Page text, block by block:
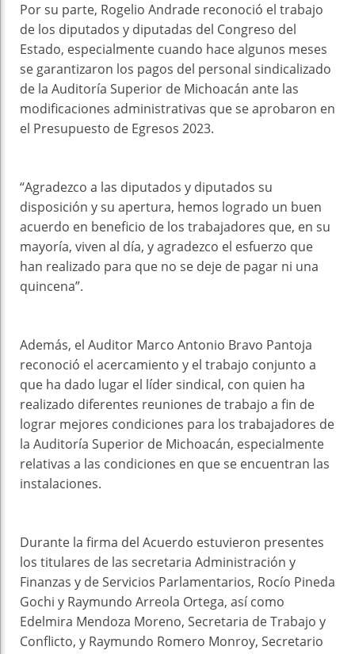
Por su parte, Rogelio Andrade reconoció el trabajo
de los diputados y diputadas del Congreso del
Estado, especialmente cuando hace algunos meses
se garantizaron los pagos del personal sindicalizado
de la Auditoría Superior de Michoacán ante las
modificaciones administrativas que se aprobaron en
el Presupuesto de Egresos 2023.
“Agradezco a las diputados y diputados su
disposición y su apertura, hemos logrado un buen
acuerdo en beneficio de los trabajadores que, en su
mayoría, viven al día, y agradezco el esfuerzo que
han realizado para que no se deje de pagar ni una
quincena”.
Además, el Auditor Marco Antonio Bravo Pantoja
reconoció el acercamiento y el trabajo conjunto a
que ha dado lugar el líder sindical, con quien ha
realizado diferentes reuniones de trabajo a fin de
lograr mejores condiciones para los trabajadores de
la Auditoría Superior de Michoacán, especialmente
relativas a las condiciones en que se encuentran las
instalaciones.
Durante la firma del Acuerdo estuvieron presentes
los titulares de las secretaria Administración y
Finanzas y de Servicios Parlamentarios, Rocío Pineda
Gochi y Raymundo Arreola Ortega, así como
Edelmira Mendoza Moreno, Secretaria de Trabajo y
Conflicto, y Raymundo Romero Monroy, Secretario